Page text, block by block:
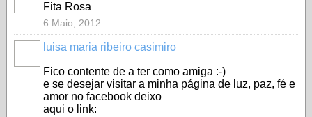
Fita Rosa
6 Maio, 2012
luisa maria ribeiro casimiro
Fico contente de a ter como amiga :-)
e se desejar visitar a minha página de luz, paz, fé e
amor no facebook deixo
aqui o link: